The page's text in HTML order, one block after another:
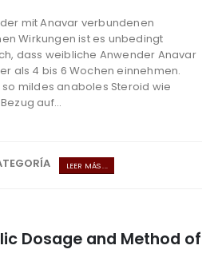
mit Anavar verbundenen
Wirkungen ist es unbedingt
dass weibliche Anwender Anavar
als 4 bis 6 Wochen einnehmen.
so mildes anaboles Steroid wie
auf...
LEER MÁS ...
Dosage and Method of